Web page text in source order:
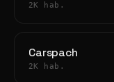
2K hab.
Carspach
2K hab.